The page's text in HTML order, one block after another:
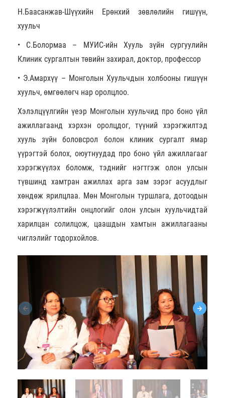
Н.Баасанжав-Шүүхийн Ерөнхий зөвлөлийн гишүүн,
хуульч
• С.Болормаа – МУИС-ийн Хууль зүйн сургуулийн
Клиник сургалтын төвийн захирал, доктор, профессор
• Э.Амархүү – Монголын Хуульчдын холбооны гишүүн
хуульч, өмгөөлөгч нар оролцлоо.
Хэлэлцүүлгийн үеэр Монголын хуульчид про боно үйл
ажиллагаанд хэрхэн оролцдог, түүний хэрэгжилтэд
хууль зүйн боловсрол болон клиник сургалт ямар
үүрэгтэй болох, оюутнуудад про боно үйл ажиллагааг
хэрэгжүүлэх боломж, тэднийг нэгтгэж олон улсын
түвшинд хамтран ажиллах арга зам зэрэг асуудлыг
хөндөж ярилцлаа. Мөн Монголын туршлага, дотоодын
хэрэгжүүлэлтийн онцлогийг олон улсын хуульчидтай
харилцан солилцож, цаашдын хамтын ажиллагааны
чиглэлийг тодорхойлов.